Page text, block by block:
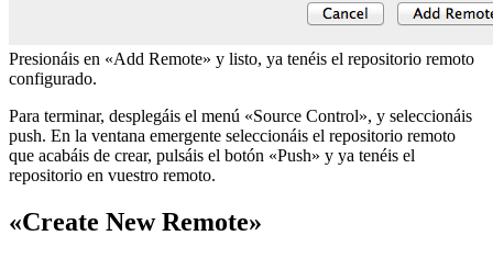
Presionáis en «Add Remote» y listo, ya tenéis el repositorio remoto
configurado.
Para terminar, desplegáis el menú «Source Control», y seleccionáis
push. En la ventana emergente seleccionáis el repositorio remoto
que acabáis de crear, pulsáis el botón «Push» y ya tenéis el
repositorio en vuestro remoto.
«Create New Remote»